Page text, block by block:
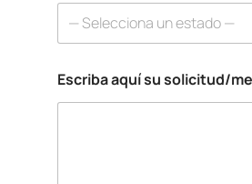
— Selecciona un estado —
a
q
Escriba aquí su solicitud/